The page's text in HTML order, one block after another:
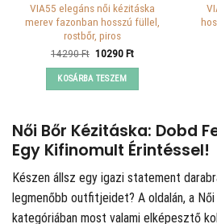
VIA55 elegáns női kézitáska
merev fazonban hosszú füllel,
rostbőr, piros
14290Ft Original
was:
14290 Ft.
10290FtCurrent
KOSÁRBA TESZEM
Női Bőr Kézitáska: Dobd
Egy Kifinomult Érintéssel!
Készen állsz egy igazi statement
legmenőbb outfitjeidet? A oldalán, a
kategóriában most valami elképesztő